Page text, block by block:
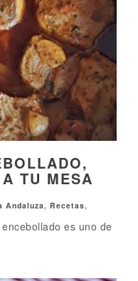
TU MESA
Andaluza, Recetas,
es uno de